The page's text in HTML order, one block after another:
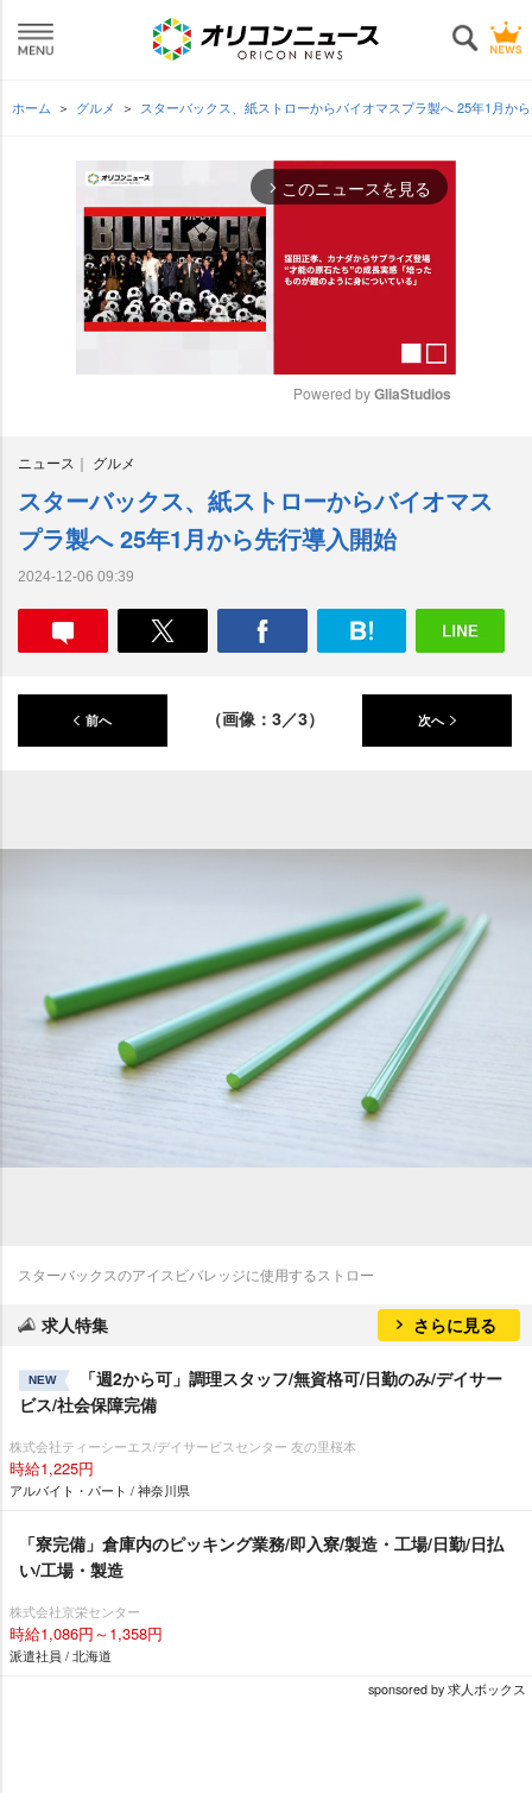
ホーム グルメ スターバックス、紙ストローからバイオマスプラ製へ 25年1月か
arrow_forward_ios このニュースを見る
e
Powered by GliaStudios
ニュース グルメ
スターバックス、紙ストローからバイオマス
プラ製へ 25年1月から先行導入開始
2024-12-06 09:39
前へ （画像：3／3） 次へ
スターバックスのアイスビバレッジに使用するストロー
求人特集 さらに見る
NEW
「週2から可」調理スタッフ/無資格可/日勤のみ/デイサー
ビス/社会保障完備
株式会社ティーシーエス/デイサービスセンター 友の里桜本
時給1,225円
アルバイト・パート / 神奈川県
「寮完備」倉庫内のピッキング業務/即入寮/製造・工場/日勤/日払
い/工場・製造
株式会社京栄センター
時給1,086円～1,358円
派遣社員 / 北海道
sponsored by 求人ボックス